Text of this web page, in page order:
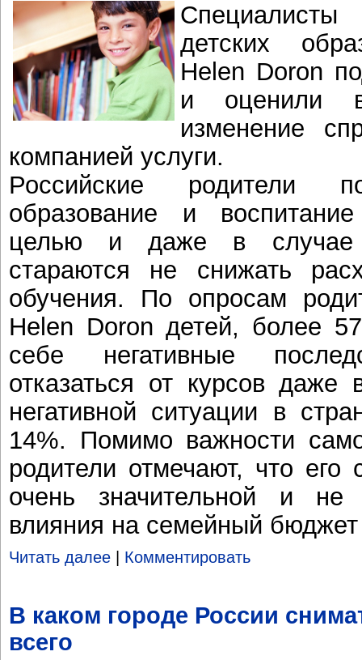
Специалисты
детских
Helen Doron
и оценили
изменение
компанией услуги.
Российские родители
образование и
целью и даже в случае
стараются не снижать
обучения. По опросам
Helen Doron детей, более
себе негативные
отказаться от курсов даже
негативной ситуации в
14%. Помимо важности
родители отмечают, что его
очень значительной и не
влияния на семейный бюджет
Читать далее Комментировать
В каком городе России
всего